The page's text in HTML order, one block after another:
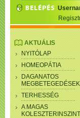
AKTUÁLIS
NYITÓLAP
HOMEOPÁTIA
DAGANATOS
MEGBETEGEDÉSEK
TERHESSÉG
A MAGAS
KOLESZTERINSZINT